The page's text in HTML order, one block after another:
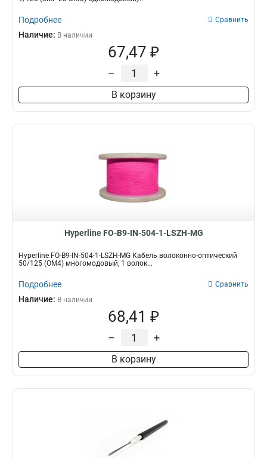
Подробнее Сравнить
Наличие: В наличии
67,47 ₽
– +
В корзину
Hyperline FO-B9-IN-504-1-LSZH-MG
Hyperline FO-B9-IN-504-1-LSZH-MG Кабель волоконно-оптический
50/125 (OM4) многомодовый, 1 волок...
Подробнее Сравнить
Наличие: В наличии
68,41 ₽
– +
В корзину